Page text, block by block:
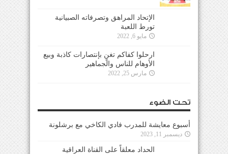
الإتحاد المراهق وتصرفاته الصبيانية
تورط اللعبة
مايو 6, 2022
ارحلوا كفاكم تغنٍ بإنتصارات كاذبة وبيع
الأوهام للناس والجماهير
مارس 25, 2022
تحت الضوء
أسبوع معايشة للمدرب فادي الكاخي مع برشلونة
ديسمبر 11, 2023
الحداد معلقاً على القناة العراقية